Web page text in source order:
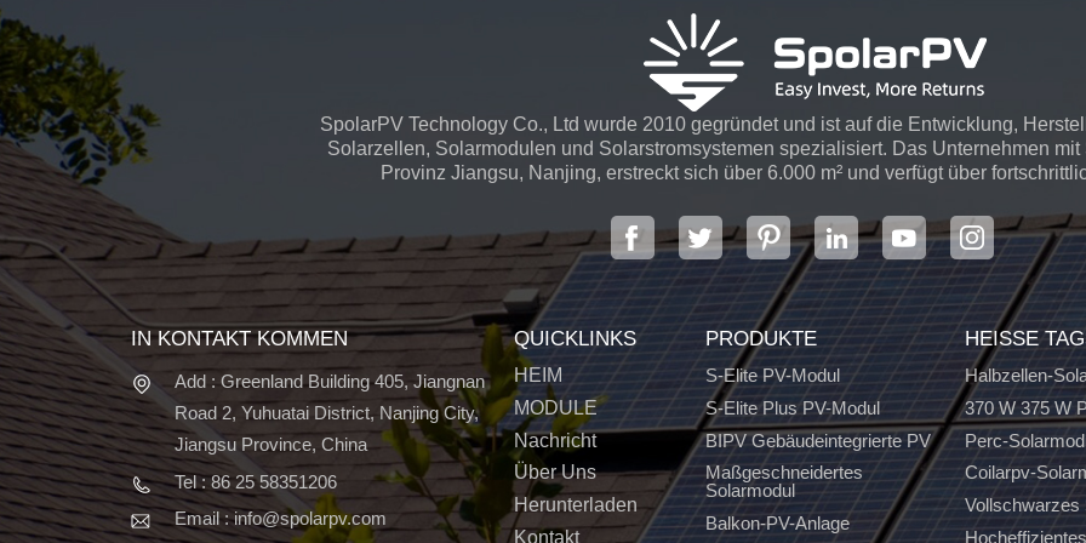
SpolarPV Technology Co., Ltd wurde 2010 gegründet und ist auf die Entwicklung,
Solarzellen, Solarmodulen und Solarstromsystemen spezialisiert. Das Unternehmen
Provinz Jiangsu, Nanjing, erstreckt sich über 6.000 m² und verfügt über
IN KONTAKT KOMMEN
Add : Greenland Building 405, Jiangnan
Road 2, Yuhuatai District, Nanjing City,
Jiangsu Province, China
Tel : 86 25 58351206
Email : info@spolarpv.com
QUICKLINKS
HEIM
MODULE
Nachricht
Über Uns
Herunterladen
Kontakt
PRODUKTE
S-Elite PV-Modul
S-Elite Plus PV-Modul
BIPV Gebäudeintegrierte PV
Maßgeschneidertes
Solarmodul
Balkon-PV-Anlage
HEISSE
Halbzellen-
370 W 375 W
Perc-
Coilarpv-
Vollschwarzes